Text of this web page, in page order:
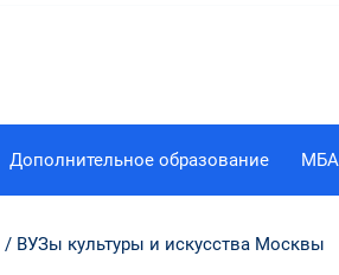
Дополнительное образование МБА
ВУЗы культуры и искусства Москвы